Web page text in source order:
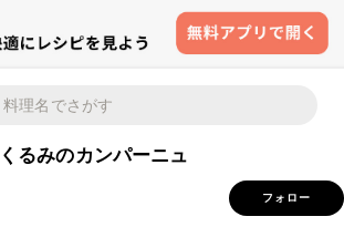
るみのカンパーニュ
フォロー